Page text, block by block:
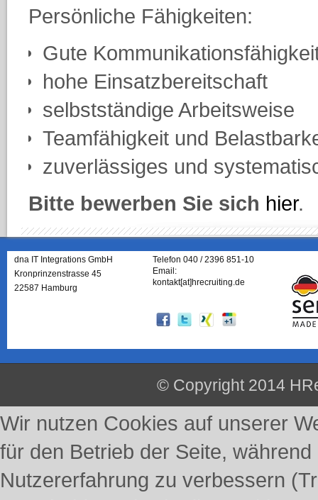
Persönliche Fähigkeiten:
Gute
hohe Einsatzbereitschaft
selbstständige Arbeitsweise
Teamfähigkeit und
zuverlässiges und
Bitte bewerben Sie sich hier.
dna IT Integrations GmbH
Kronprinzenstrasse 45
22587 Hamburg
Telefon 040 / 2396 851-10
Email:
kontakt[at]hrecruiting.de
© Copyright 2014
Wir nutzen Cookies auf unserer
für den Betrieb der Seite,
Nutzererfahrung zu verbessern